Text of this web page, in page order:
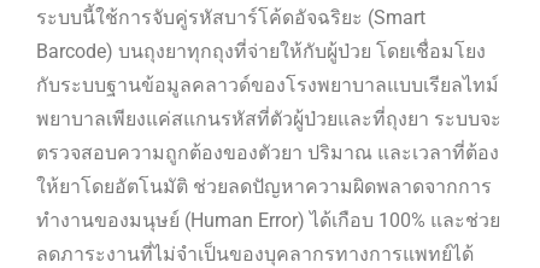
ระบบนี้ใช้การจับคู่รหัสบาร์โค้ดอัจฉริยะ (Smart
Barcode) บนถุงยาทุกถุงที่จ่ายให้กับผู้ป่วย โดยเชื่อมโยง
กับระบบฐานข้อมูลคลาวด์ของโรงพยาบาลแบบเรียลไทม์
พยาบาลเพียงแค่สแกนรหัสที่ตัวผู้ป่วยและที่ถุงยา ระบบจะ
ตรวจสอบความถูกต้องของตัวยา ปริมาณ และเวลาที่ต้อง
ให้ยาโดยอัตโนมัติ ช่วยลดปัญหาความผิดพลาดจากการ
ทำงานของมนุษย์ (Human Error) ได้เกือบ 100% และช่วย
ลดภาระงานที่ไม่จำเป็นของบุคลากรทางการแพทย์ได้